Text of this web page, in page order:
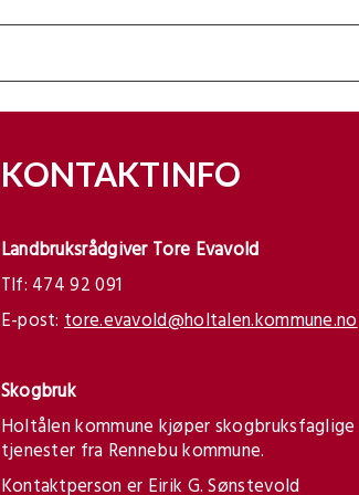
KONTAKTINFO
Landbruksrådgiver Tore Evavold
Tlf: 474 92 091
E-post:tore.evavold@holtalen.kommune.no
Skogbruk
Holtålen kommune kjøper skogbruksfaglige
tjenester fra Rennebu kommune.
Kontaktperson er Eirik G. Sønstevold